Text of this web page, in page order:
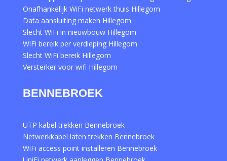
Onafhankelijk WiFi netwerk thuis Hillegom
Data aansluiting maken Hillegom
Slecht WiFi in nieuwbouw Hillegom
WiFi bereik per verdieping Hillegom
Slecht WiFi bereik Hillegom
Versterker voor wifi Hillegom
BENNEBROEK
UTP kabel trekken Bennebroek
Netwerkkabel laten trekken Bennebroek
WiFi access point installeren Bennebroek